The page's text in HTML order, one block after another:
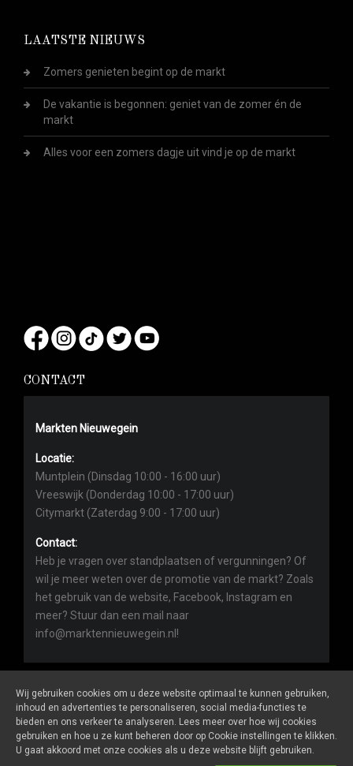
LAATSTE NIEUWS
Zomers genieten begint op de markt
De vakantie is begonnen: geniet van de zomer én de
markt
Alles voor een zomers dagje uit vind je op de markt
CONTACT
Markten Nieuwegein
Locatie:
Muntplein (Dinsdag 10:00 - 16:00 uur)
Vreeswijk (Donderdag 10:00 - 17:00 uur)
Citymarkt (Zaterdag 9:00 - 17:00 uur)
Contact:
Heb je vragen over standplaatsen of vergunningen? Of
wil je meer weten over de promotie van de markt? Zoals
het gebruik van de website, Facebook, Instagram en
meer? Stuur dan een mail naar
info@marktennieuwegein.nl!
Marktennieuwegein.nlis een website van De Markt Online
ALGEMENE VOORWAARDEN
Wij gebruiken cookies om u deze website optimaal te kunnen gebruiken,
inhoud en advertenties te personaliseren, social media-functies te
bieden en ons verkeer te analyseren. Lees meer over hoe wij cookies
gebruiken en hoe u ze kunt beheren door op Cookie instellingen te klikken.
U gaat akkoord met onze cookies als u deze website blijft gebruiken.